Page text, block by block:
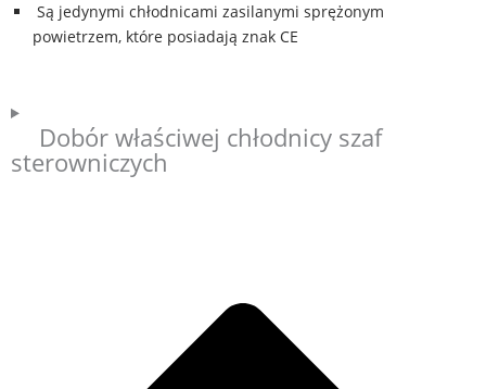
Są jedynymi chłodnicami zasilanymi sprężonym
powietrzem, które posiadają znak CE
Dobór właściwej chłodnicy szaf
sterowniczych